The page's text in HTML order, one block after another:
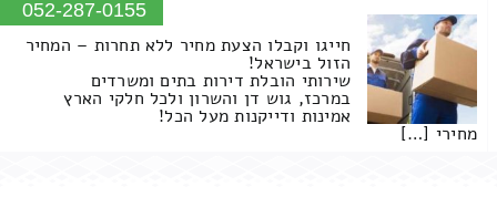
052-287-0155
חייגו וקבלו הצעת מחיר ללא תחרות – המחיר
הזול בישראל!
שירותי הובלת דירות בתים ומשרדים
במרכז, גוש דן והשרון ולכל חלקי הארץ
אמינות ודייקנות מעל הכל!
מחירי […]